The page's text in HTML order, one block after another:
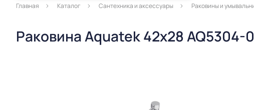
Главная Каталог Сантехника и аксессуары Раковины и
Раковина Aquatek 42х28 AQ5304-